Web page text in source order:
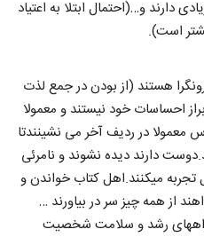
و…(احتمال ابتلا به اعتیاد
است).
هستند (از بودن در جمع لذت
احساسات خود نیستند و معمولا
معمولا در ردیف آخر می نشینندتا
دارند دیده نشوند و نامرئی
میکنند.اهل کتاب خواندن و
از همه چیز سر در بیاورند …
رشد و سلامت شخصیت